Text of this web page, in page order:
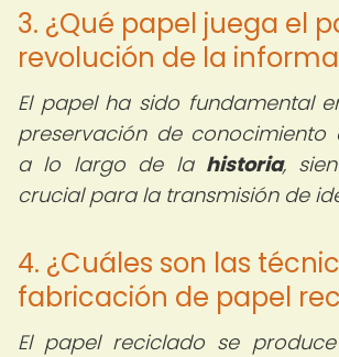
3. ¿Qué papel juega el
revolución de la
El papel ha sido fundamental
preservación de conocimiento
a lo largo de la historia,
crucial para la transmisión de
4. ¿Cuáles son las
fabricación de papel
El papel reciclado se